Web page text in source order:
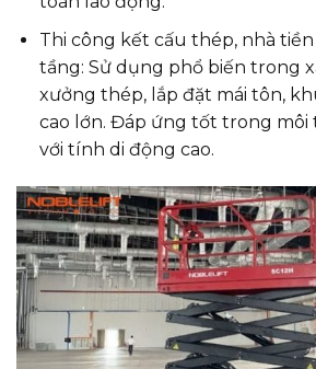
Thi công kết cấu thép, nhà
tầng: Sử dụng phổ biến trong
xưởng thép, lắp đặt mái tôn,
cao lớn. Đáp ứng tốt trong
với tính di động cao.